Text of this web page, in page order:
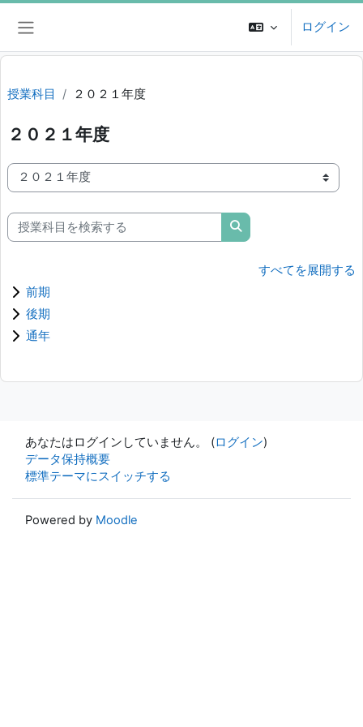
メインコンテンツへスキップする
ログイン
授業科目 ２０２１年度
２０２１年度
授業科目カテゴリ
授業科目を検索する
授業科目を検索する
すべてを展開する
前期
後期
通年
あなたはログインしていません。 (ログイン)
データ保持概要
標準テーマにスイッチする
Powered by Moodle